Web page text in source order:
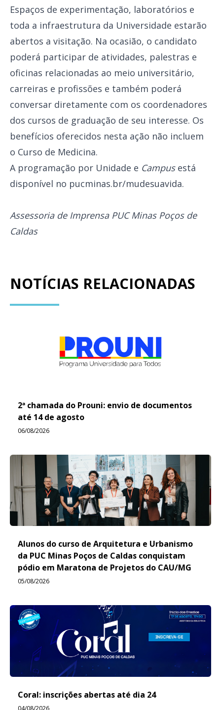
Espaços de experimentação, laboratórios e
toda a infraestrutura da Universidade estarão
abertos a visitação. Na ocasião, o candidato
poderá participar de atividades, palestras e
oficinas relacionadas ao meio universitário,
carreiras e profissões e também poderá
conversar diretamente com os coordenadores
dos cursos de graduação de seu interesse. Os
benefícios oferecidos nesta ação não incluem
o Curso de Medicina.
A programação por Unidade e Campusestá
disponível no pucminas.br/mudesuavida.
Assessoria de Imprensa PUC Minas Poços de
Caldas
NOTÍCIAS RELACIONADAS
2ª chamada do Prouni: envio de documentos
até 14 de agosto
06/08/2026
Alunos do curso de Arquitetura e Urbanismo
da PUC Minas Poços de Caldas conquistam
pódio em Maratona de Projetos do CAU/MG
05/08/2026
Coral: inscrições abertas até dia 24
04/08/2026